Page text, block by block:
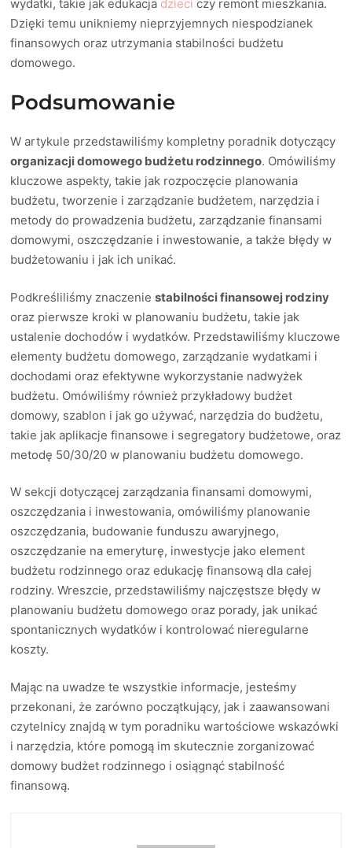
wydatki, takie jak edukacja dzieci czy remont mieszkania.
Dzięki temu unikniemy nieprzyjemnych niespodzianek
finansowych oraz utrzymania stabilności budżetu
domowego.
Podsumowanie
W artykule przedstawiliśmy kompletny poradnik dotyczący
organizacji domowego budżetu rodzinnego. Omówiliśmy
kluczowe aspekty, takie jak rozpoczęcie planowania
budżetu, tworzenie i zarządzanie budżetem, narzędzia i
metody do prowadzenia budżetu, zarządzanie finansami
domowymi, oszczędzanie i inwestowanie, a także błędy w
budżetowaniu i jak ich unikać.
Podkreśliliśmy znaczeniestabilności finansowej rodziny
oraz pierwsze kroki w planowaniu budżetu, takie jak
ustalenie dochodów i wydatków. Przedstawiliśmy kluczowe
elementy budżetu domowego, zarządzanie wydatkami i
dochodami oraz efektywne wykorzystanie nadwyżek
budżetu. Omówiliśmy również przykładowy budżet
domowy, szablon i jak go używać, narzędzia do budżetu,
takie jak aplikacje finansowe i segregatory budżetowe, oraz
metodę 50/30/20 w planowaniu budżetu domowego.
W sekcji dotyczącej zarządzania finansami domowymi,
oszczędzania i inwestowania, omówiliśmy planowanie
oszczędzania, budowanie funduszu awaryjnego,
oszczędzanie na emeryturę, inwestycje jako element
budżetu rodzinnego oraz edukację finansową dla całej
rodziny. Wreszcie, przedstawiliśmy najczęstsze błędy w
planowaniu budżetu domowego oraz porady, jak unikać
spontanicznych wydatków i kontrolować nieregularne
koszty.
Mając na uwadze te wszystkie informacje, jesteśmy
przekonani, że zarówno początkujący, jak i zaawansowani
czytelnicy znajdą w tym poradniku wartościowe wskazówki
i narzędzia, które pomogą im skutecznie zorganizować
domowy budżet rodzinnego i osiągnąć stabilność
finansową.